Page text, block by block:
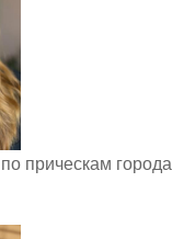
прическам города